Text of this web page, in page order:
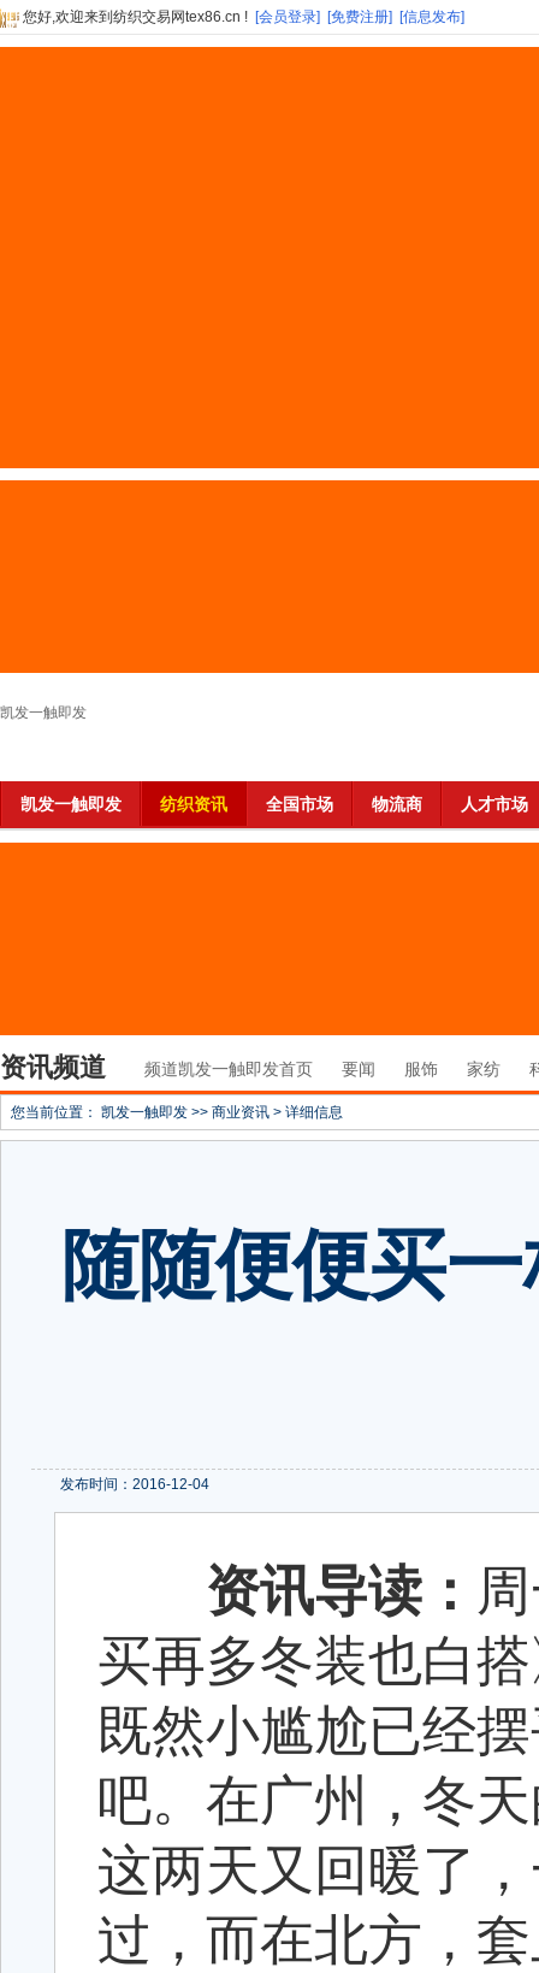
您好,欢迎来到纺织交易网tex86.cn ! [会员登录] [免费注册] [信息发布]
凯发一触即发
凯发一触即发 纺织资讯 全国市场 物流商 人才市场
资讯频道 频道凯发一触即发首页 要闻 服饰 家纺
您当前位置： 凯发一触即发 >> 商业资讯 > 详细信息
随随便便买
发布时间：2016-12-04
资讯导读：
买再多冬装也白
既然小尴尬已经
吧。在广州，冬
这两天又回暖了
过，而在北方，